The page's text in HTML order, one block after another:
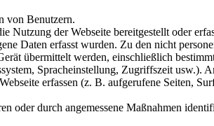
von Benutzern.
Nutzung der Webseite bereitgestellt oder
Daten erfasst wurden. Zu den nicht
übermittelt werden, einschließlich
Spracheinstellung, Zugriffszeit usw.).
erfassen (z. B. aufgerufene Seiten,
oder durch angemessene Maßnahmen